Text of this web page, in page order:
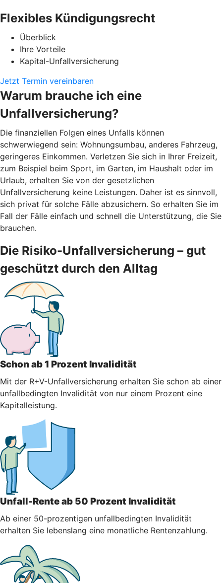
Flexibles Kündigungsrecht
Überblick
Ihre Vorteile
Kapital-Unfallversicherung
Jetzt Termin vereinbaren
Warum brauche ich eine
Unfallversicherung?
Die finanziellen Folgen eines Unfalls können
schwerwiegend sein: Wohnungsumbau, anderes Fahrzeug,
geringeres Einkommen. Verletzen Sie sich in Ihrer Freizeit,
zum Beispiel beim Sport, im Garten, im Haushalt oder im
Urlaub, erhalten Sie von der gesetzlichen
Unfallversicherung keine Leistungen. Daher ist es sinnvoll,
sich privat für solche Fälle abzusichern. So erhalten Sie im
Fall der Fälle einfach und schnell die Unterstützung, die Sie
brauchen.
Die Risiko-Unfallversicherung – gut
geschützt durch den Alltag
Schon ab 1 Prozent Invalidität
Mit der R+V-Unfallversicherung erhalten Sie schon ab einer
unfallbedingten Invalidität von nur einem Prozent eine
Kapitalleistung.
Unfall-Rente ab 50 Prozent Invalidität
Ab einer 50-prozentigen unfallbedingten Invalidität
erhalten Sie lebenslang eine monatliche Rentenzahlung.